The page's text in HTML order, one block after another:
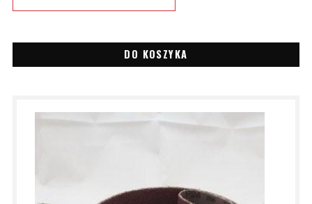
DO KOSZYKA